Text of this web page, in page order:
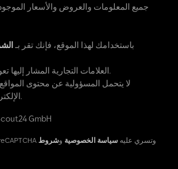
جميع المعلومات والعروض والأسعار
باستخدامك لهذا الموقع، فإنك تقر بـ
العلامات التجارية المشار إليها تعود إلى مالكيها الشرعيين.
الإلكترونية الخارجية المرتبطة.
GmbH
هذا الموقع محمي بواسطة reCAPTCHA وتسري عليه سياسة الخصوصية وشروط